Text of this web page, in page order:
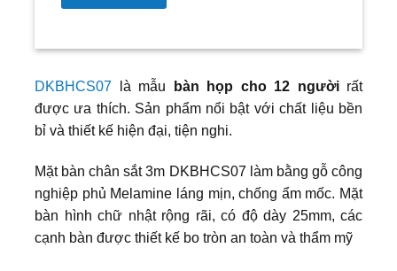
DKBHCS07 là mẫu bàn họp cho 12 ngườirất
được ưa thích. Sản phẩm nổi bật với chất liệu bền
bỉ và thiết kế hiện đại, tiện nghi.
Mặt bàn chân sắt 3m DKBHCS07 làm bằng gỗ công
nghiệp phủ Melamine láng mịn, chống ẩm mốc. Mặt
bàn hình chữ nhật rộng rãi, có độ dày 25mm, các
cạnh bàn được thiết kế bo tròn an toàn và thẩm mỹ